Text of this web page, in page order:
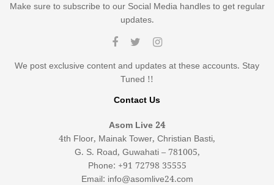
Make sure to subscribe to our Social Media handles to get regular
updates.
We post exclusive content and updates at these accounts. Stay
Tuned !!
Contact Us
Asom Live 24
4th Floor, Mainak Tower, Christian Basti,
G. S. Road, Guwahati – 781005,
Phone: +91 72798 35555
Email: info@asomlive24.com